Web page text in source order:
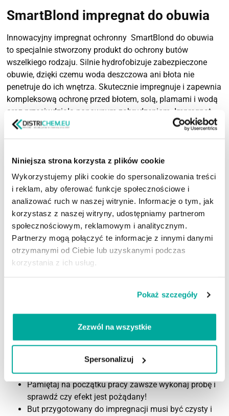
Niniejsza strona korzysta z plików cookie
Wykorzystujemy pliki cookie do spersonalizowania treści
i reklam, aby oferować funkcje społecznościowe i
analizować ruch w naszej witrynie. Informacje o tym, jak
korzystasz z naszej witryny, udostępniamy partnerom
społecznościowym, reklamowym i analitycznym.
Partnerzy mogą połączyć te informacje z innymi danymi
otrzymanymi od Ciebie lub uzyskanymi podczas
korzystania z ich usług.
Pokaż szczegóły
Zezwól na wszystkie
Spersonalizuj
SmartBlond impregnat do obuwia
Innowacyjny impregnat ochronny SmartBlond do obuwia
to specjalnie stworzony produkt do ochrony butów
wszelkiego rodzaju. Silnie hydrofobizuje zabezpieczone
obuwie, dzięki czemu woda deszczowa ani błota nie
penetruje do ich wnętrza. Skutecznie impregnuje i zapewnia
kompleksową ochronę przed błotem, solą, plamami i wodą
oraz przeciwdziała ponownym zabrudzeniom. Impregnat
jest przyjazny dla środowiska, nie śmierdzi i nadaje butom
impregnatów woskowych.
Znakomicie sprawdza się również jako impregnat butów
nubukowych i zamszowych. Jego systematyczne
stosowanie zapewni trwałą ochronę naszych butów, które –
bez względu na warunki pogodowe – pozostaną czyste i
suche.
Zastosowanie produktu:
tkanina sztuczna i naturalna, zamsz, nubuk, skóra
zależy od nasiąkliwości materiału impregnowanego oraz
wielkości powierzchni obuwia)
Pamiętaj na początku pracy zawsze wykonaj próbę i
sprawdź czy efekt jest pożądany!
But przygotowany do impregnacji musi być czysty i